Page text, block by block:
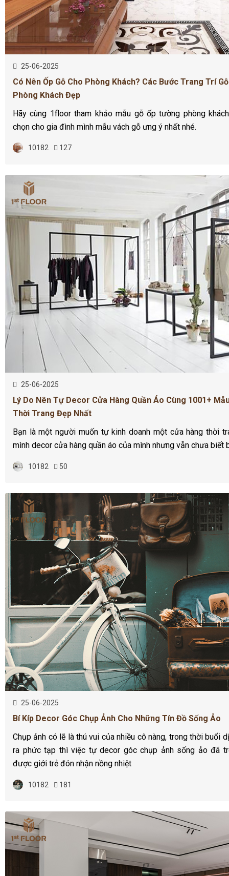
25-06-2025
Có Nên Ốp Gỗ Cho Phòng Khách? Các Bước Trang Trí
Phòng Khách Đẹp
Hãy cùng 1floor tham khảo mẫu gỗ ốp tường phòng
chọn cho gia đình mình mẫu vách gỗ ưng ý nhất nhé.
10182 127
25-06-2025
Lý Do Nên Tự Decor Cửa Hàng Quần Áo Cùng 1001+
Thời Trang Đẹp Nhất
Bạn là một người muốn tự kinh doanh một cửa hàng thời
mình decor cửa hàng quần áo của mình nhưng vẫn chưa biết
10182 50
25-06-2025
Bí Kíp Decor Góc Chụp Ảnh Cho Những Tín Đồ Sống Ảo
Chụp ảnh có lẽ là thú vui của nhiều cô nàng, trong thời buổi
ra phức tạp thì việc tự decor góc chụp ảnh sống ảo đã
được giới trẻ đón nhận nồng nhiệt
10182 181